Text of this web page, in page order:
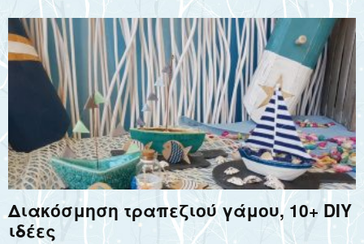
Διακόσμηση τραπεζιού γάμου, 10+ DIY
ιδέες